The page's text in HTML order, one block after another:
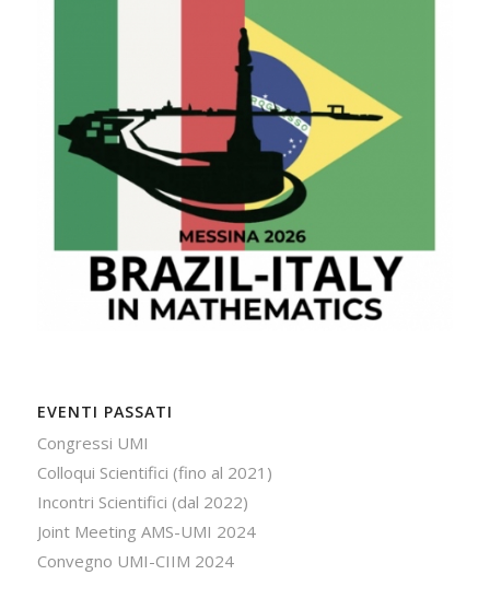
EVENTI PASSATI
Congressi UMI
Colloqui Scientifici (fino al 2021)
Incontri Scientifici (dal 2022)
Joint Meeting AMS-UMI 2024
Convegno UMI-CIIM 2024